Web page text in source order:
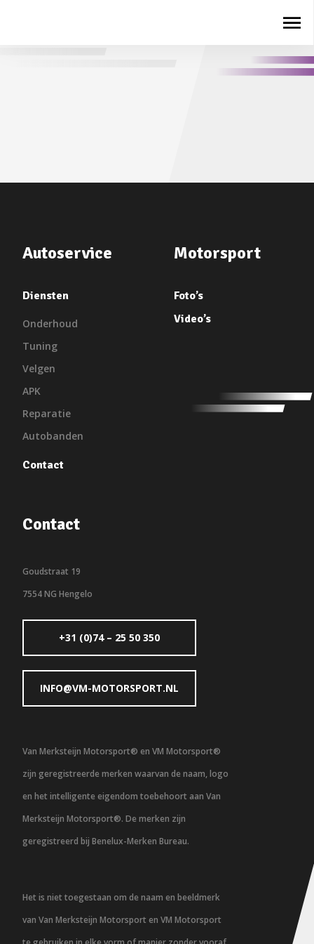
Autoservice
Diensten
Onderhoud
Tuning
Velgen
APK
Reparatie
Autobanden
Contact
Motorsport
Foto’s
Video’s
Contact
Goudstraat 19
7554 NG Hengelo
+31 (0)74 – 25 50 350
INFO@VM-MOTORSPORT.NL
Van Merksteijn Motorsport® en VM Motorsport®
zijn geregistreerde merken waarvan de naam, logo
en het intelligente eigendom toebehoort aan Van
Merksteijn Motorsport®. De merken zijn
geregistreerd bij Benelux-Merken Bureau.
Het is niet toegestaan om de naam en beeldmerk
van Van Merksteijn Motorsport en VM Motorsport